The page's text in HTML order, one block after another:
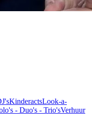
KinderactsLook-a-
- Duo's - Trio'sVerhuur